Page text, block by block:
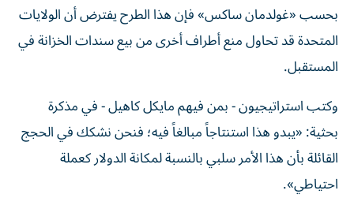
بحسب «غولدمان ساكس» فإن هذا الطرح يفترض أن الولايات
المتحدة قد تحاول منع أطراف أخرى من بيع سندات الخزانة في
المستقبل.
وكتب استراتيجيون - بمن فيهم مايكل كاهيل - في مذكرة
بحثية: «يبدو هذا استنتاجاً مبالغاً فيه؛ فنحن نشكك في الحجج
القائلة بأن هذا الأمر سلبي بالنسبة لمكانة الدولار كعملة
احتياطي».